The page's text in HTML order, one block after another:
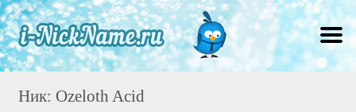
Ник: Ozeloth Acid